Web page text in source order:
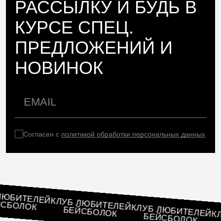
РАССЫЛКУ И БУДЬ В
КУРСЕ СПЕЦ.
ПРЕДЛОЖЕНИЙ И
НОВИНОК
Согласен с политикой обработки персональных данных
ЛЮБИТЕЛЕЙКЛУБ ЛЮБИТЕЛЕЙ
БЕЙСБОЛОК КЛУБ